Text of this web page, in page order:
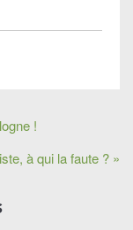
!
à qui la faute ? »